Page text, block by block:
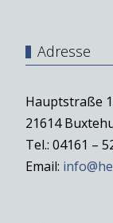
Adresse
Hauptstraße
21614
Tel.: 04161 –
Email: